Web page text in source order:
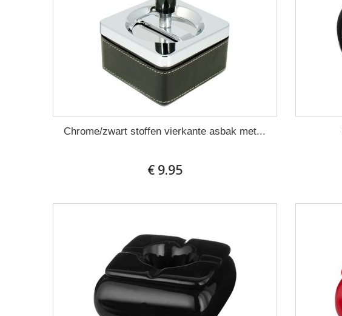
Chrome/zwart stoffen vierkante asbak met...
€ 9.95